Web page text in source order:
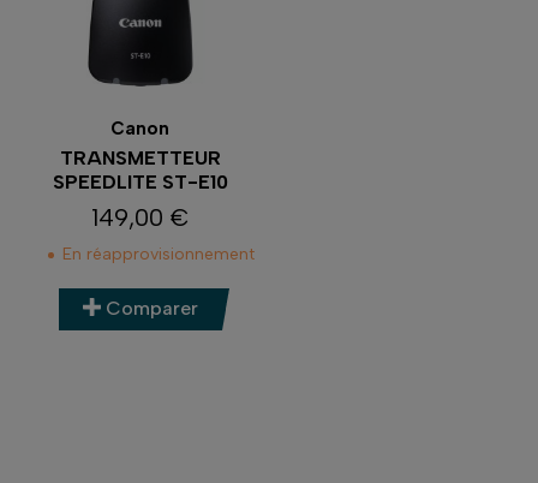
Canon
TRANSMETTEUR
SPEEDLITE ST-E10
Prix
149,00 €
En réapprovisionnement
Comparer